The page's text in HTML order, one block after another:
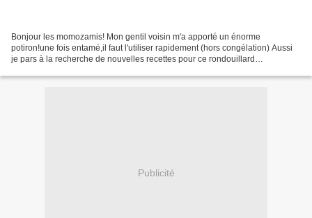
Bonjour les momozamis! Mon gentil voisin m'a apporté un énorme
potiron!une fois entamé,il faut l'utiliser rapidement (hors congélation) Aussi
je pars à la recherche de nouvelles recettes pour ce rondouillard
Publicité